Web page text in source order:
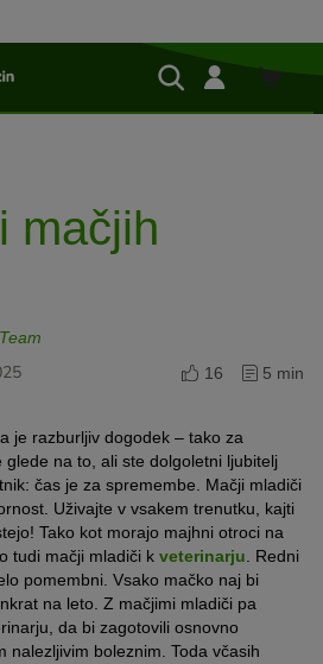
mačjih
16 5 min
je razburljiv dogodek – tako za
na to, ali ste dolgoletni ljubitelj
čas je za spremembe. Mačji mladiči
Uživajte v vsakem trenutku, kajti
Tako kot morajo majhni otroci na
tudi mačji mladiči k veterinarju . Redni
pomembni. Vsako mačko naj bi
na leto. Z mačjimi mladiči pa
da bi zagotovili osnovno
nalezljivim boleznim. Toda včasih